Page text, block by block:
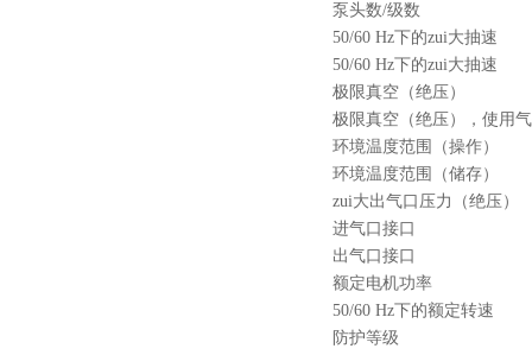
泵头数/级数
50/60 Hz下的zui大抽速
50/60 Hz下的zui大抽速
极限真空（绝压）
极限真空（绝压），使用
环境温度范围（操作）
环境温度范围（储存）
zui大出气口压力（绝压）
进气口接口
出气口接口
额定电机功率
50/60 Hz下的额定转速
防护等级